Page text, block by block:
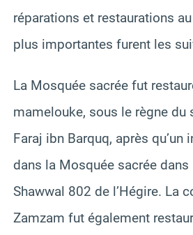
réparations et restaurations
plus importantes furent les
La Mosquée sacrée fut
mamelouke, sous le règne du
Faraj ibn Barquq, après qu’un
dans la Mosquée sacrée
Shawwal 802 de l’Hégire. La
Zamzam fut également